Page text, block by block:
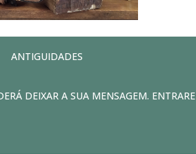
ANTIGUIDADES
DEIXAR A SUA MENSAGEM.